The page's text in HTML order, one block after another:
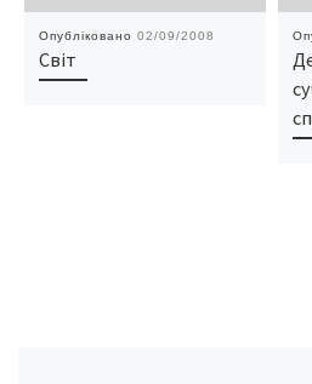
Опубліковано 02/09/2008
Світ